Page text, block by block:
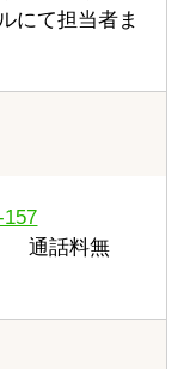
にて担当者ま
157
通話料無